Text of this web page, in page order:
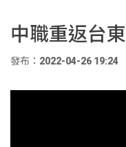
中職重返台
發布：2022-04-26 19:24